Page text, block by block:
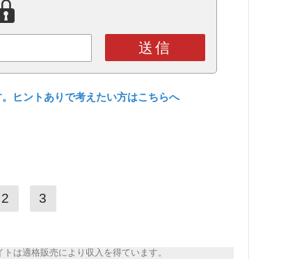
送信
。ヒントありで考えたい方はこちらへ
2 3
は適格販売により収入を得ています。